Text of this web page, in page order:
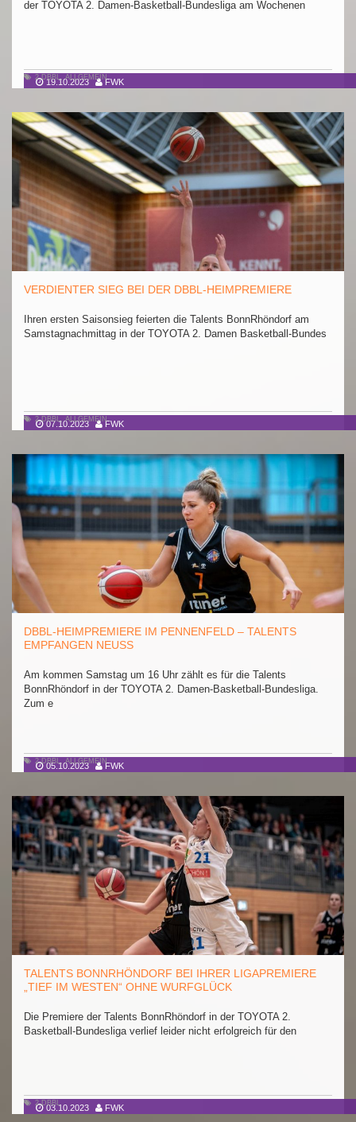
19.10.2023 FWK
der TOYOTA 2. Damen-Basketball-Bundesliga am Wochenen
2.DBBL,ALLGEMEIN
07.10.2023 FWK
VERDIENTER SIEG BEI DER DBBL-HEIMPREMIERE
Ihren ersten Saisonsieg feierten die Talents BonnRhöndorf am
Samstagnachmittag in der TOYOTA 2. Damen Basketball-Bundes
2.DBBL,ALLGEMEIN
05.10.2023 FWK
DBBL-HEIMPREMIERE IM PENNENFELD – TALENTS
EMPFANGEN NEUSS
Am kommen Samstag um 16 Uhr zählt es für die Talents
BonnRhöndorf in der TOYOTA 2. Damen-Basketball-Bundesliga.
Zum e
2.DBBL,ALLGEMEIN
03.10.2023 FWK
TALENTS BONNRHÖNDORF BEI IHRER LIGAPREMIERE
„TIEF IM WESTEN“ OHNE WURFGLÜCK
Die Premiere der Talents BonnRhöndorf in der TOYOTA 2.
Basketball-Bundesliga verlief leider nicht erfolgreich für den
2.DBBL